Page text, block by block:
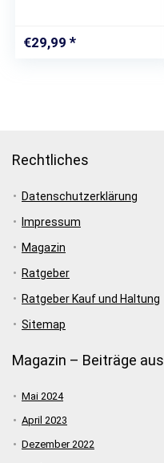
Waermelampe für
Schildkröte,
€29,99
Rechtliches
Datenschutzerklärung
Impressum
Magazin
Ratgeber
Ratgeber Kauf und Haltung
Sitemap
Magazin – Beiträge aus
Mai 2024
April 2023
Dezember 2022